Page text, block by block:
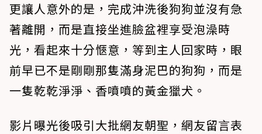
更讓人意外的是，完成沖洗後狗狗並沒有急
著離開，而是直接坐進臉盆裡享受泡澡時
光，看起來十分愜意，等到主人回家時，眼
前早已不是剛剛那隻滿身泥巴的狗狗，而是
一隻乾乾淨淨、香噴噴的黃金獵犬。
影片曝光後吸引大批網友朝聖，網友留言表